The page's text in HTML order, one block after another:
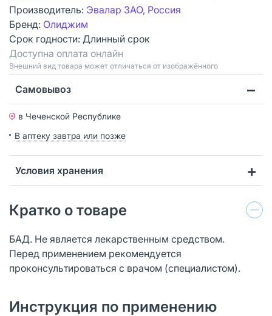
Производитель: Эвалар ЗАО, Россия
Бренд: Олиджим
Срок годности: Длинный срок
Доступна оплата онлайн
Bнешний вид товара может отличаться от изображённого
Самовывоз
в Чеченской Республике
В аптеку завтра или позже
Условия хранения
Кратко о товаре
БАД. Не является лекарственным средством.
Перед применением рекомендуется
проконсультироваться с врачом (специалистом).
Инструкция по применению